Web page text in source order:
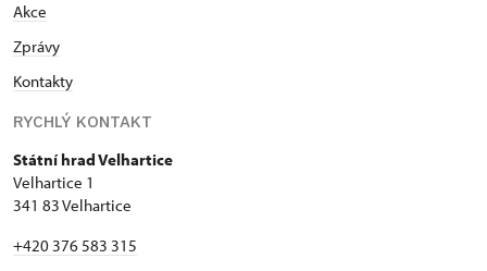
Akce
Zprávy
Kontakty
RYCHLÝ KONTAKT
Státní hrad Velhartice
Velhartice 1
341 83 Velhartice
+420 376 583 315